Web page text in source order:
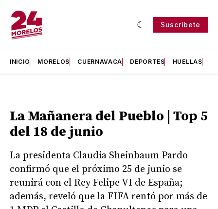
Suscríbete
INICIO MORELOS CUERNAVACA DEPORTES HUELLAS
La Mañanera del Pueblo | Top 5
del 18 de junio
La presidenta Claudia Sheinbaum Pardo
confirmó que el próximo 25 de junio se
reunirá con el Rey Felipe VI de España;
además, reveló que la FIFA rentó por más de